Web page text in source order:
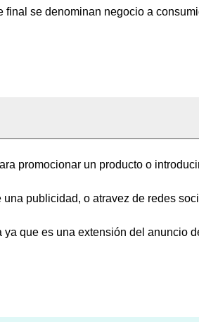
final se denominan negocio a
promocionar un producto o
publicidad, o atravez de redes
que es una extensión del anuncio